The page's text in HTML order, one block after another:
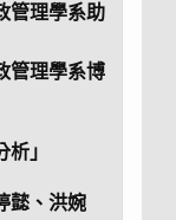
管理學系助
理學系博
」
、洪婉